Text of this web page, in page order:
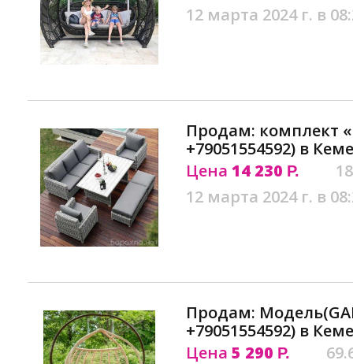
12 марта 2024 г. в
Продам: комплект
+79051554592) в
Цена 14 230 Р.
12 марта 2024 г. в
Продам:
+79051554592) в
Цена 5 290 Р.